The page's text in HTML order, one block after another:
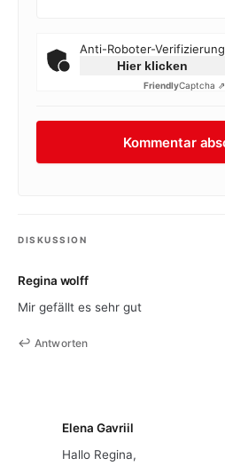
Anti-Roboter-Verifizierung
Hier klicken
FriendlyCaptcha ⇗
DISKUSSION
Regina wolff
Mir gefällt es sehr gut
Antworten
Elena Gavriil
Hallo Regina,